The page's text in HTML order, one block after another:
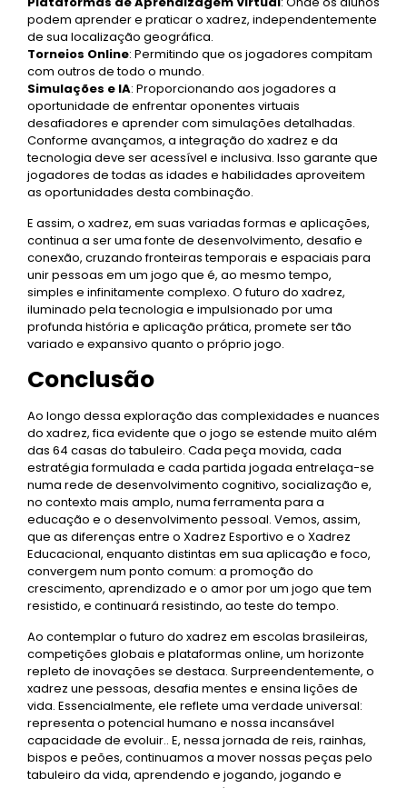
podem aprender e praticar o xadrez, independentemente
de sua localização geográfica.
Torneios Online: Permitindo que os jogadores compitam
com outros de todo o mundo.
Simulações e IA: Proporcionando aos jogadores a
oportunidade de enfrentar oponentes virtuais
desafiadores e aprender com simulações detalhadas.
Conforme avançamos, a integração do xadrez e da
tecnologia deve ser acessível e inclusiva. Isso garante que
jogadores de todas as idades e habilidades aproveitem
as oportunidades desta combinação.
E assim, o xadrez, em suas variadas formas e aplicações,
continua a ser uma fonte de desenvolvimento, desafio e
conexão, cruzando fronteiras temporais e espaciais para
unir pessoas em um jogo que é, ao mesmo tempo,
simples e infinitamente complexo. O futuro do xadrez,
iluminado pela tecnologia e impulsionado por uma
profunda história e aplicação prática, promete ser tão
variado e expansivo quanto o próprio jogo.
Conclusão
Ao longo dessa exploração das complexidades e nuances
do xadrez, fica evidente que o jogo se estende muito além
das 64 casas do tabuleiro. Cada peça movida, cada
estratégia formulada e cada partida jogada entrelaça-se
numa rede de desenvolvimento cognitivo, socialização e,
no contexto mais amplo, numa ferramenta para a
educação e o desenvolvimento pessoal. Vemos, assim,
que as diferenças entre o Xadrez Esportivo e o Xadrez
Educacional, enquanto distintas em sua aplicação e foco,
convergem num ponto comum: a promoção do
crescimento, aprendizado e o amor por um jogo que tem
resistido, e continuará resistindo, ao teste do tempo.
Ao contemplar o futuro do xadrez em escolas brasileiras,
competições globais e plataformas online, um horizonte
repleto de inovações se destaca. Surpreendentemente, o
xadrez une pessoas, desafia mentes e ensina lições de
vida. Essencialmente, ele reflete uma verdade universal:
representa o potencial humano e nossa incansável
capacidade de evoluir.. E, nessa jornada de reis, rainhas,
bispos e peões, continuamos a mover nossas peças pelo
tabuleiro da vida, aprendendo e jogando, jogando e